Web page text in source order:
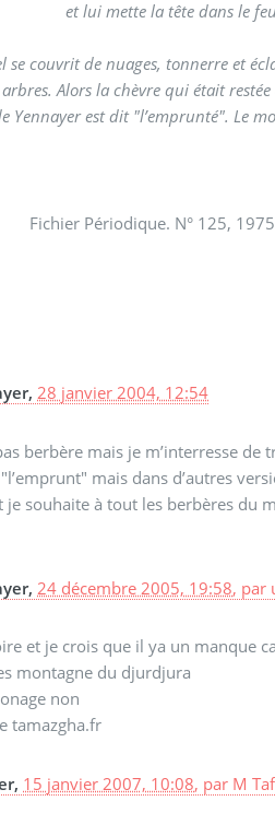
et lui mette la tête dans le
couvrit de nuages, tonnerre et
Alors la chèvre qui était
Yennayer est dit "l’emprunté". Le
Fichier Périodique. N° 125,
28 janvier 2004, 12:54
berbère mais je m’interresse
mais dans d’autres
je souhaite à tout les berbères du
24 décembre 2005, 19:58, par
et je crois que il ya un manque
montagne du djurdjura
non
tamazgha.fr
15 janvier 2007, 10:08, par M